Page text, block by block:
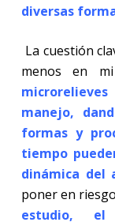
diversas
La cuestión
menos en
manejo,
formas y
tiempo
dinámica del
poner en
estudio,